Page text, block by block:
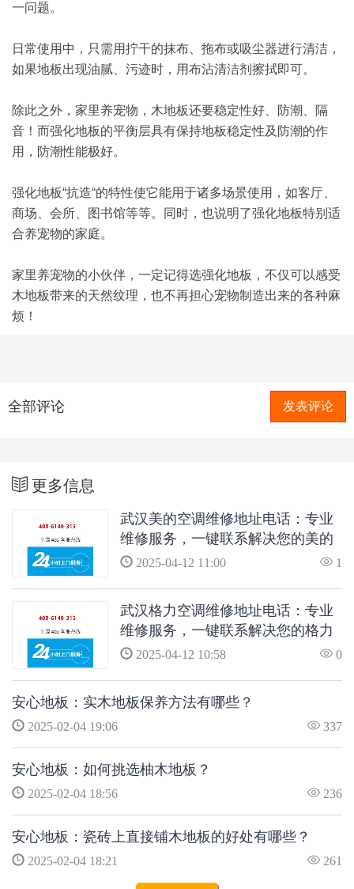
一问题。
日常使用中，只需用拧干的抹布、拖布或吸尘器进行清洁，
如果地板出现油腻、污迹时，用布沾清洁剂擦拭即可。
除此之外，家里养宠物，木地板还要稳定性好、防潮、隔
音！而强化地板的平衡层具有保持地板稳定性及防潮的作
用，防潮性能极好。
强化地板“抗造“的特性使它能用于诸多场景使用，如客厅、
商场、会所、图书馆等等。同时，也说明了强化地板特别适
合养宠物的家庭。
家里养宠物的小伙伴，一定记得选强化地板，不仅可以感受
木地板带来的天然纹理，也不再担心宠物制造出来的各种麻
烦！
全部评论 发表评论
更多信息
武汉美的空调维修地址电话：专业
维修服务，一键联系解决您的美的
空调问题
2025-04-12 11:00 1
武汉格力空调维修地址电话：专业
维修服务，一键联系解决您的格力
空调问题
2025-04-12 10:58 0
安心地板：实木地板保养方法有哪些？
2025-02-04 19:06 337
安心地板：如何挑选柚木地板？
2025-02-04 18:56 236
安心地板：瓷砖上直接铺木地板的好处有哪些？
2025-02-04 18:21 261